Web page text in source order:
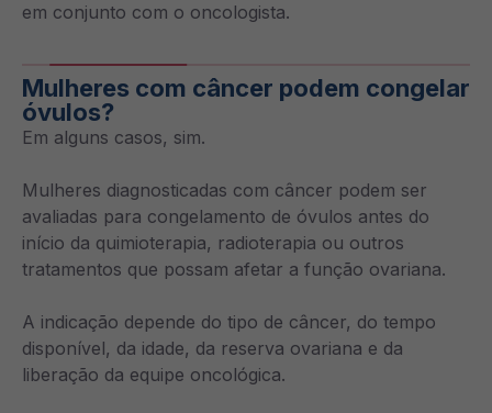
em conjunto com o oncologista.
Mulheres com câncer podem congelar
óvulos?
Em alguns casos, sim.
Mulheres diagnosticadas com câncer podem ser
avaliadas para congelamento de óvulos antes do
início da quimioterapia, radioterapia ou outros
tratamentos que possam afetar a função ovariana.
A indicação depende do tipo de câncer, do tempo
disponível, da idade, da reserva ovariana e da
liberação da equipe oncológica.